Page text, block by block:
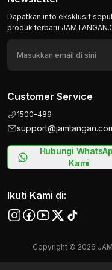
Dapatkan info eksklusif
produk terbaru
Customer Service
1500-489
Hubungi
Kami
Ikuti Kami di:
Copyright © 2026